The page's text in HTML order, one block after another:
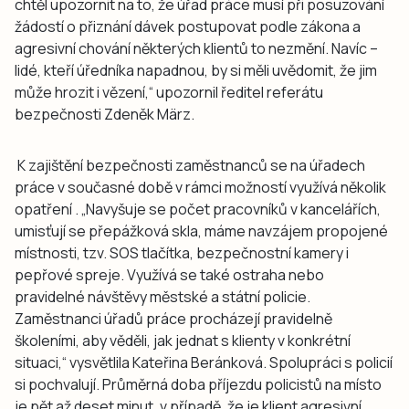
chtěl upozornit na to, že úřad práce musí při posuzování
žádostí o přiznání dávek postupovat podle zákona a
agresivní chování některých klientů to nezmění. Navíc –
lidé, kteří úředníka napadnou, by si měli uvědomit, že jim
může hrozit i vězení,“upozornil ředitel referátu
bezpečnosti Zdeněk März.
K zajištění bezpečnosti zaměstnanců se na úřadech
práce v současné době v rámci možností využívá několik
opatření. „Navyšuje se počet pracovníků v kancelářích,
umisťují se přepážková skla, máme navzájem propojené
místnosti, tzv. SOS tlačítka, bezpečnostní kamery i
pepřové spreje. Využívá se také ostraha nebo
pravidelné návštěvy městské a státní policie.
Zaměstnanci úřadů práce procházejí pravidelně
školeními, aby věděli, jak jednat s klienty v konkrétní
situaci,“vysvětlila Kateřina Beránková. Spolupráci s policií
si pochvalují. Průměrná doba příjezdu policistů na místo